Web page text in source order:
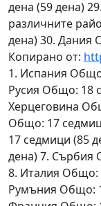
дена (59 дена)
различните
дена) 30. Дания
Копирано от:
1. Испания
Русия Общо: 18
Херцеговина
Общо: 17
17 седмици (85
дена) 7. Сърбия
8. Италия Общо:
Румъния Общо: